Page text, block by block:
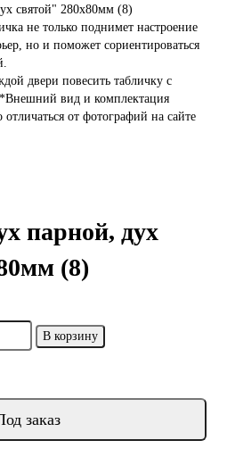
не только поднимет настроение
но и поможет сориентироваться
двери повесить табличку с
вид и комплектация
от фотографий на сайте
парной, дух
(8)
В корзину
заказ